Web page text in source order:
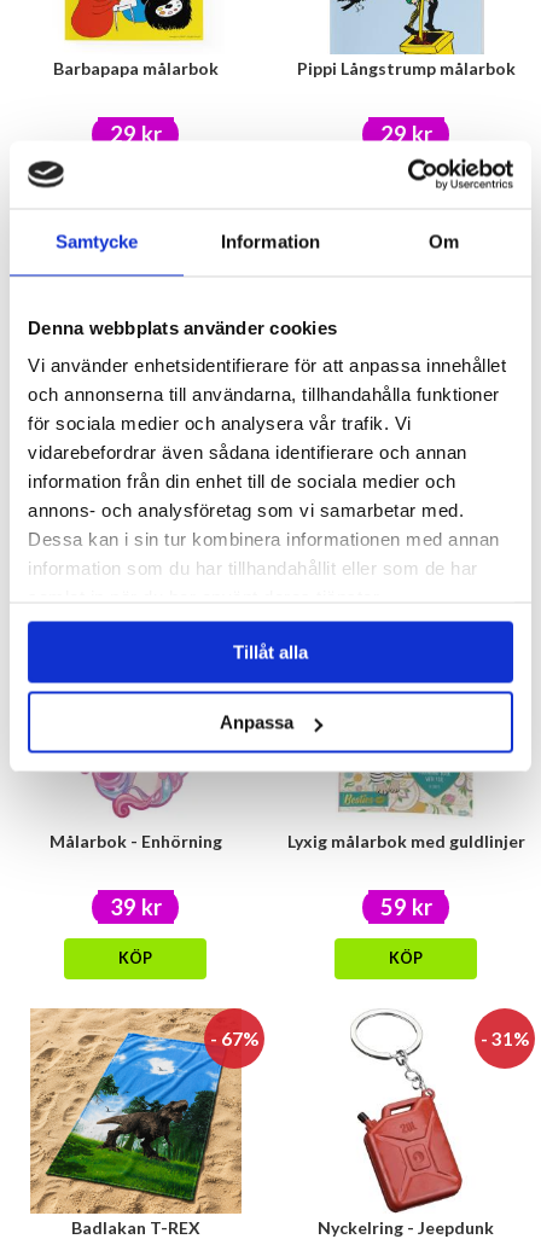
Samtycke Information Om
Denna webbplats använder cookies
Vi använder enhetsidentifierare för att anpassa innehållet
och annonserna till användarna, tillhandahålla funktioner
för sociala medier och analysera vår trafik. Vi
vidarebefordrar även sådana identifierare och annan
information från din enhet till de sociala medier och
annons- och analysföretag som vi samarbetar med.
Dessa kan i sin tur kombinera informationen med annan
information som du har tillhandahållit eller som de har
Tillåt alla
Anpassa
Barbapapa målarbok
29 kr
Pippi Långstrump målarbok
29 kr
KÖP
Pettson & Findus målarbok
29 kr
KÖP
Målarbok 144st motiv med
Djur
29 kr
KÖP
Målarbok - Enhörning
39 kr
KÖP
Lyxig målarbok med guldlinjer
59 kr
KÖP
- 67%
Badlakan T-REX
- 31%
Nyckelring - Jeepdunk